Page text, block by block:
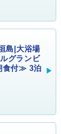
島|大浴場
グランビ
食付≫ 3泊